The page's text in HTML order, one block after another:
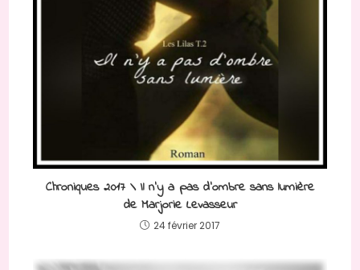
Chroniques 2017 \ Il n’y a pas d’ombre sans lumière
de Marjorie Levasseur
24 février 2017